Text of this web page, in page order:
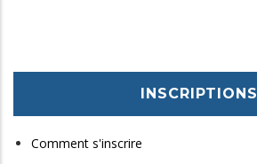
INSCRIPTIONS
Comment s'inscrire